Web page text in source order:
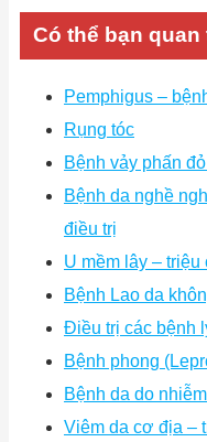
Có thể bạn quan
Pemphigus –
Rụng tóc
Bệnh vảy phấn
Bệnh da nghề
điều trị
U mềm lây –
Bệnh Lao da
Điều trị các bệnh
Bệnh phong
Bệnh da do
Viêm da cơ địa –